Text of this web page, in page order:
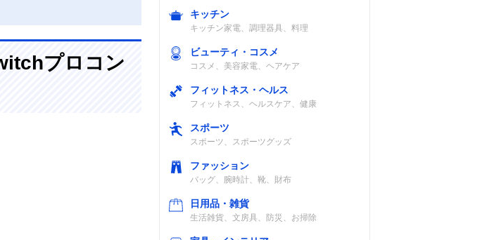
プロコン
キッチン
キッチン家電、調理器具、料理
ビューティ・コスメ
コスメ、美容家電、ヘアケア
フィットネス・ヘルス
フィットネス、ヘルスケア、健康
スポーツ
スポーツ、スポーツグッズ
ファッション
バッグ、腕時計、靴、財布
日用品・雑貨
生活雑貨、文房具、防災、お掃除